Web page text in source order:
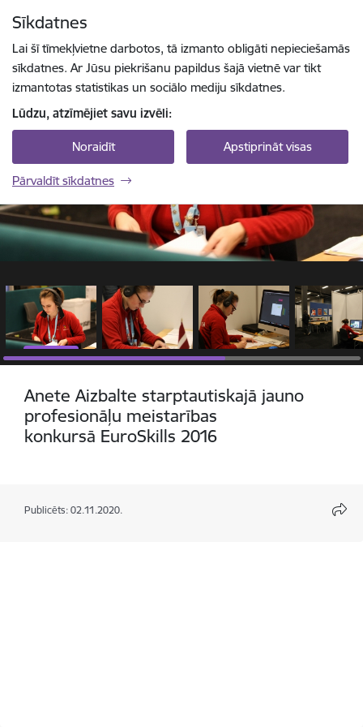
Sīkdatnes
Lai šī tīmekļvietne darbotos, tā izmanto obligāti nepieciešamās
sīkdatnes. Ar Jūsu piekrišanu papildus šajā vietnē var tikt
izmantotas statistikas un sociālo mediju sīkdatnes.
Lūdzu, atzīmējiet savu izvēli:
Noraidīt Apstiprināt visas
Pārvaldīt sīkdatnes
1 / 6
Anete Aizbalte starptautiskajā jauno
profesionāļu meistarības
konkursā EuroSkills 2016
Publicēts: 02.11.2020.